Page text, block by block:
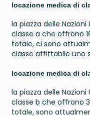
locazione medica di
la piazza delle
classe a che offrono
totale, ci sono
classe affittabile uno
locazione medica di
la piazza delle
classe b che offrono
totale, sono